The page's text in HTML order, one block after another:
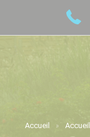
Accueil Accueil